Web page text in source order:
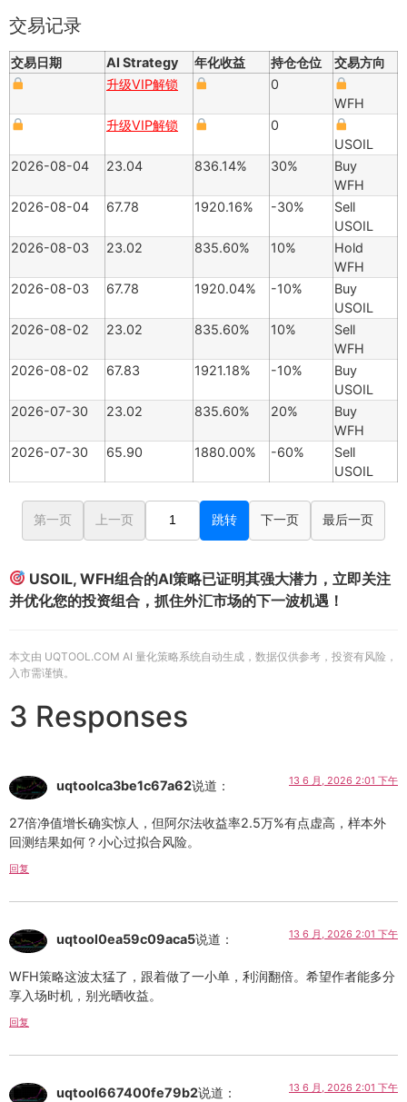
交易记录
交易日期 AI Strategy 年化收益 持仓仓位
交易方向
升级VIP解锁
0
WFH
升级VIP解锁
0
USOIL
2026-08-04
23.04 836.14% 30%
Buy
WFH
2026-08-04
67.78 1920.16% -30%
Sell
USOIL
2026-08-03
23.02 835.60% 10%
Hold
WFH
2026-08-03
67.78 1920.04% -10%
Buy
USOIL
2026-08-02
23.02 835.60% 10%
Sell
WFH
2026-08-02
67.83 1921.18% -10%
Buy
USOIL
2026-07-30
23.02 835.60% 20%
Buy
WFH
2026-07-30
65.90 1880.00% -60%
Sell
USOIL
第一页 上一页 跳转 下一页 最后一页
USOIL, WFH组合的AI策略已证明其强大潜力，立即关注
并优化您的投资组合，抓住外汇市场的下一波机遇！
本文由 UQTOOL.COM AI 量化策略系统自动生成，数据仅供参考，投资有风险，
入市需谨慎。
3 Responses
uqtoolca3be1c67a62说道： 13 6 月, 2026 2:01 下午
27倍净值增长确实惊人，但阿尔法收益率2.5万%有点虚高，样本外
回测结果如何？小心过拟合风险。
回复
uqtool0ea59c09aca5说道： 13 6 月, 2026 2:01 下午
WFH策略这波太猛了，跟着做了一小单，利润翻倍。希望作者能多分
享入场时机，别光晒收益。
回复
uqtool667400fe79b2说道： 13 6 月, 2026 2:01 下午